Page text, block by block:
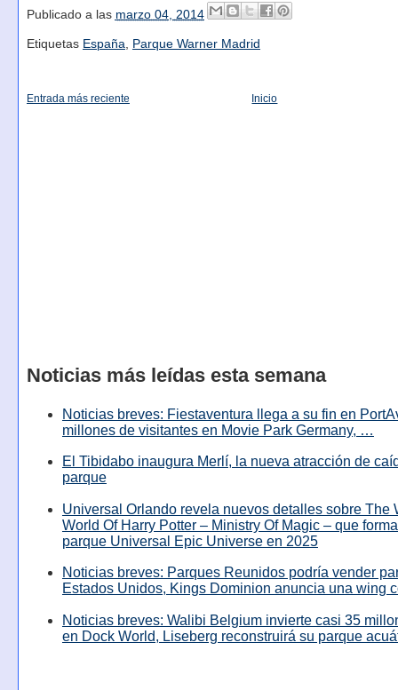
Publicado a las marzo 04, 2014
Etiquetas España, Parque Warner Madrid
Entrada más reciente Inicio
Noticias más leídas esta semana
Noticias breves: Fiestaventura llega a su fin en
millones de visitantes en Movie Park Germany, …
El Tibidabo inaugura Merlí, la nueva atracción de
parque
Universal Orlando revela nuevos detalles sobre The
World Of Harry Potter – Ministry Of Magic – que
parque Universal Epic Universe en 2025
Noticias breves: Parques Reunidos podría vender
Estados Unidos, Kings Dominion anuncia una wing
Noticias breves: Walibi Belgium invierte casi 35
en Dock World, Liseberg reconstruirá su parque